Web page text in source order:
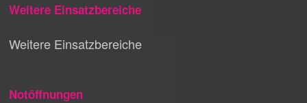
Weitere Einsatzbereiche
Weitere Einsatzbereiche
Notöffnungen